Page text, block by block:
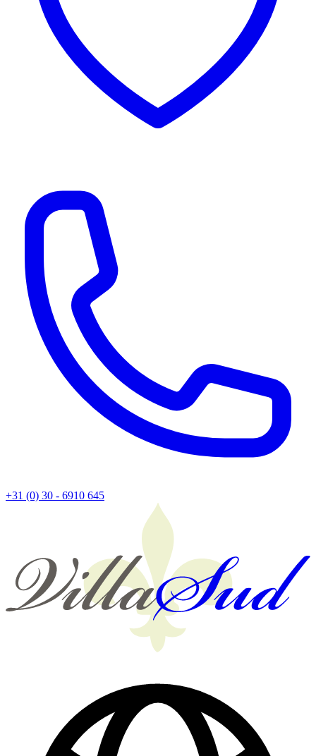
+31 (0) 30 - 6910 645